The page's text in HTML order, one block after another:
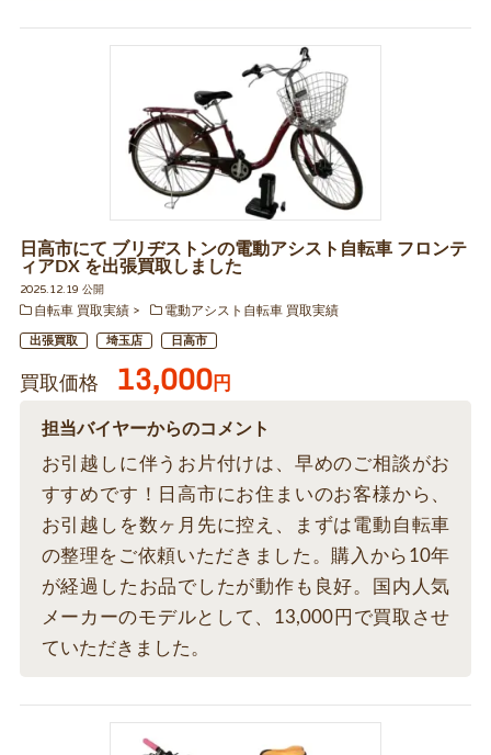
日高市にて ブリヂストンの電動アシスト自転車 フロンテ
ィアDX を出張買取しました
2025.12.19 公開
自転車 買取実績
電動アシスト自転車 買取実績
出張買取 埼玉店 日高市
買取価格 13,000円
担当バイヤーからのコメント
お引越しに伴うお片付けは、早めのご相談がお
すすめです！日高市にお住まいのお客様から、
お引越しを数ヶ月先に控え、まずは電動自転車
の整理をご依頼いただきました。購入から10年
が経過したお品でしたが動作も良好。国内人気
メーカーのモデルとして、13,000円で買取させ
ていただきました。